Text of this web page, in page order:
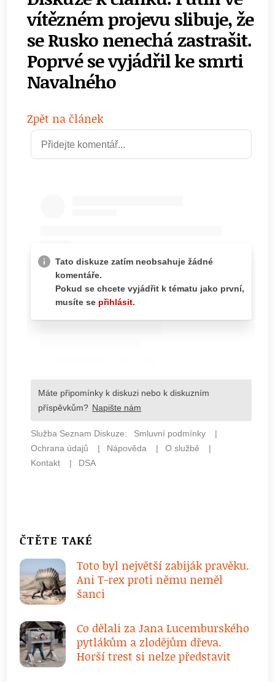
vítězném projevu slibuje, že
se Rusko nenechá zastrašit.
Poprvé se vyjádřil ke smrti
Navalného
Zpět na článek
ČTĚTE TAKÉ
Toto byl největší zabiják pravěku.
Ani T-rex proti němu neměl
šanci
Co dělali za Jana Lucemburského
pytlákům a zlodějům dřeva.
Horší trest si nelze představit